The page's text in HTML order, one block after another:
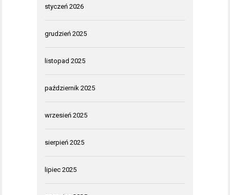
styczeń 2026
grudzień 2025
listopad 2025
październik 2025
wrzesień 2025
sierpień 2025
lipiec 2025